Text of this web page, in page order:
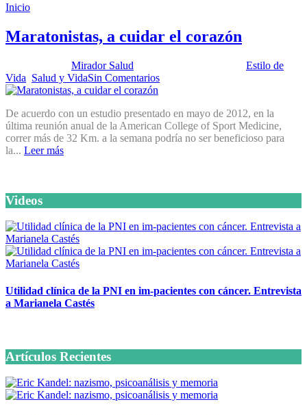
Inicio
Maratonistas, a cuidar el corazón
Mirador Salud
Estilo de
Vida Salud y VidaSin Comentarios
De acuerdo con un estudio presentado en mayo de 2012, en la
última reunión anual de la American College of Sport Medicine,
correr más de 32 Km. a la semana podría no ser beneficioso para
la... Leer más
Videos
Utilidad clínica de la PNI en im-pacientes con cáncer. Entrevista
a Marianela Castés
Artículos Recientes